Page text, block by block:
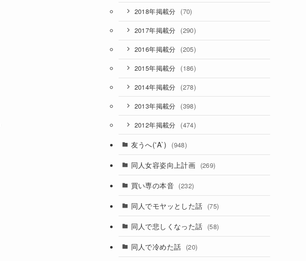
2018年掲載分 (70)
2017年掲載分 (290)
2016年掲載分 (205)
2015年掲載分 (186)
2014年掲載分 (278)
2013年掲載分 (398)
2012年掲載分 (474)
友うへ('A`) (948)
同人女容姿向上計画 (269)
買い専の本音 (232)
同人でモヤッとした話 (75)
同人で悲しくなった話 (58)
同人で冷めた話 (20)